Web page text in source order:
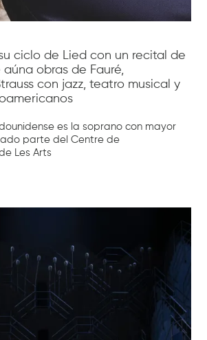
ciclo de Lied con un recital de
obras de Fauré,
con jazz, teatro musical y
es la soprano con mayor
parte del Centre de
Les Arts